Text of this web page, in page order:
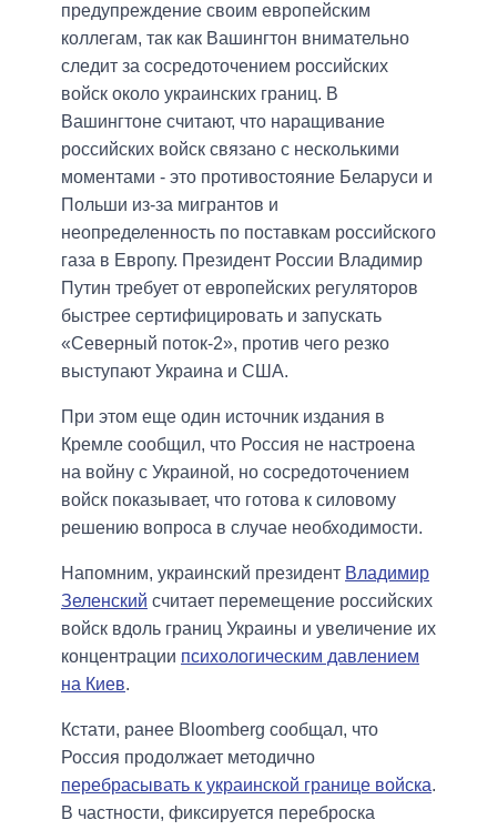
предупреждение своим европейским
коллегам, так как Вашингтон внимательно
следит за сосредоточением российских
войск около украинских границ. В
Вашингтоне считают, что наращивание
российских войск связано с несколькими
моментами - это противостояние Беларуси и
Польши из-за мигрантов и
неопределенность по поставкам российского
газа в Европу. Президент России Владимир
Путин требует от европейских регуляторов
быстрее сертифицировать и запускать
«Северный поток-2», против чего резко
выступают Украина и США.
При этом еще один источник издания в
Кремле сообщил, что Россия не настроена
на войну с Украиной, но сосредоточением
войск показывает, что готова к силовому
решению вопроса в случае необходимости.
Напомним, украинский президент Владимир
Зеленский считает перемещение российских
войск вдоль границ Украины и увеличение их
концентрации психологическим давлением
на Киев.
Кстати, ранее Bloomberg сообщал, что
Россия продолжает методично
перебрасывать к украинской границе войска.
В частности, фиксируется переброска